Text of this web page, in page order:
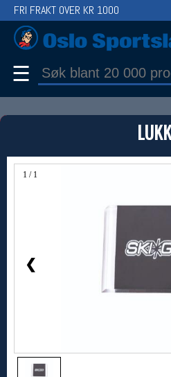
LUKK
1 / 1
❮
FRI FRAKT OVER KR 1000
☰
Produkter
Bruk filter til å